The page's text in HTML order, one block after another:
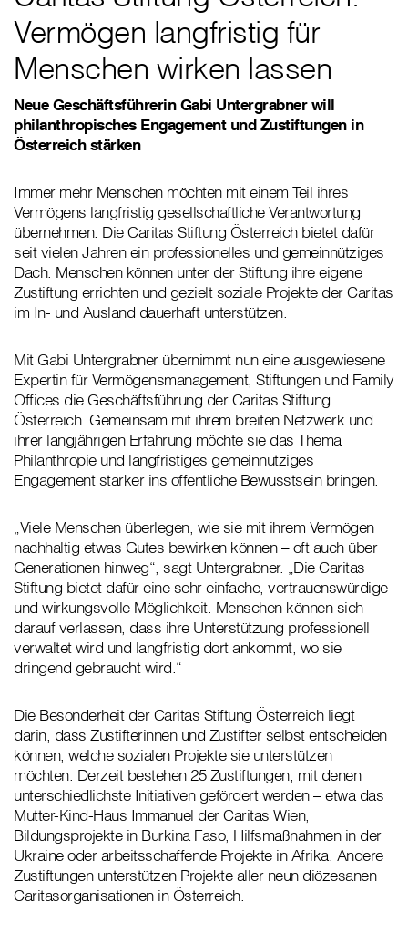
Vermögen langfristig für
Menschen wirken lassen
Neue Geschäftsführerin Gabi Untergrabner will
philanthropisches Engagement und Zustiftungen in
Österreich stärken
Immer mehr Menschen möchten mit einem Teil ihres
Vermögens langfristig gesellschaftliche Verantwortung
übernehmen. Die Caritas Stiftung Österreich bietet dafür
seit vielen Jahren ein professionelles und gemeinnütziges
Dach: Menschen können unter der Stiftung ihre eigene
Zustiftung errichten und gezielt soziale Projekte der Caritas
im In- und Ausland dauerhaft unterstützen.
Mit Gabi Untergrabner übernimmt nun eine ausgewiesene
Expertin für Vermögensmanagement, Stiftungen und Family
Offices die Geschäftsführung der Caritas Stiftung
Österreich. Gemeinsam mit ihrem breiten Netzwerk und
ihrer langjährigen Erfahrung möchte sie das Thema
Philanthropie und langfristiges gemeinnütziges
Engagement stärker ins öffentliche Bewusstsein bringen.
„Viele Menschen überlegen, wie sie mit ihrem Vermögen
nachhaltig etwas Gutes bewirken können – oft auch über
Generationen hinweg“, sagt Untergrabner. „Die Caritas
Stiftung bietet dafür eine sehr einfache, vertrauenswürdige
und wirkungsvolle Möglichkeit. Menschen können sich
darauf verlassen, dass ihre Unterstützung professionell
verwaltet wird und langfristig dort ankommt, wo sie
dringend gebraucht wird.“
Die Besonderheit der Caritas Stiftung Österreich liegt
darin, dass Zustifterinnen und Zustifter selbst entscheiden
können, welche sozialen Projekte sie unterstützen
möchten. Derzeit bestehen 25 Zustiftungen, mit denen
unterschiedlichste Initiativen gefördert werden – etwa das
Mutter-Kind-Haus Immanuel der Caritas Wien,
Bildungsprojekte in Burkina Faso, Hilfsmaßnahmen in der
Ukraine oder arbeitsschaffende Projekte in Afrika. Andere
Zustiftungen unterstützen Projekte aller neun diözesanen
Caritasorganisationen in Österreich.